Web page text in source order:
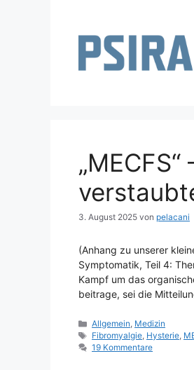
3. August 2025 von pelacani
(Anhang zu unserer
Symptomatik, Teil 4:
Kampf um das
beitrage, sei die
Kategorien
Allgemein, Medizin
Schlagwörter
Fibromyalgie, Hysterie,
19 Kommentare